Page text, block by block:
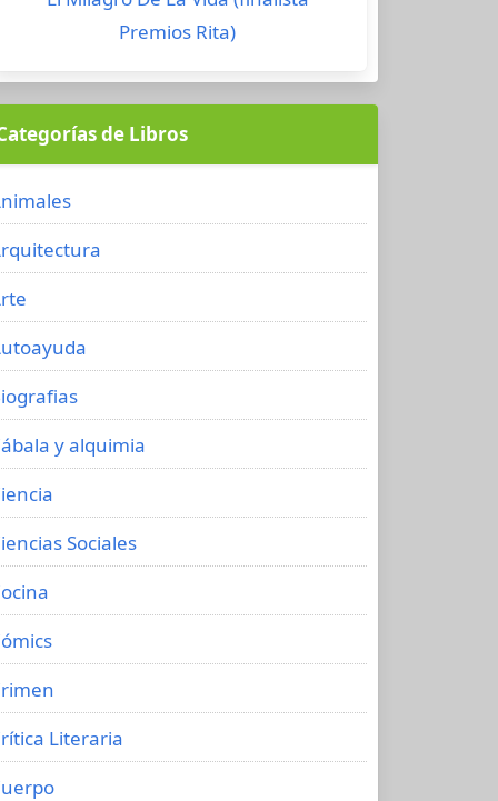
Premios Rita)
de Libros
y alquimia
Sociales
Literaria